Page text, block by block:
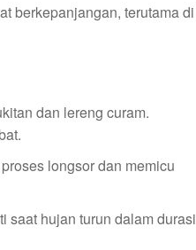
berkepanjangan, terutama di
dan lereng curam.
longsor dan memicu
saat hujan turun dalam durasi